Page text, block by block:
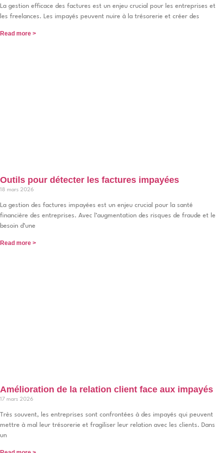
La gestion efficace des factures est un enjeu crucial pour les entreprises et
les freelances. Les impayés peuvent nuire à la trésorerie et créer des
Read more >
Outils pour détecter les factures impayées
18 mars 2026
La gestion des factures impayées est un enjeu crucial pour la santé
financière des entreprises. Avec l’augmentation des risques de fraude et le
besoin d’une
Read more >
Amélioration de la relation client face aux impayés
17 mars 2026
Très souvent, les entreprises sont confrontées à des impayés qui peuvent
mettre à mal leur trésorerie et fragiliser leur relation avec les clients. Dans
un